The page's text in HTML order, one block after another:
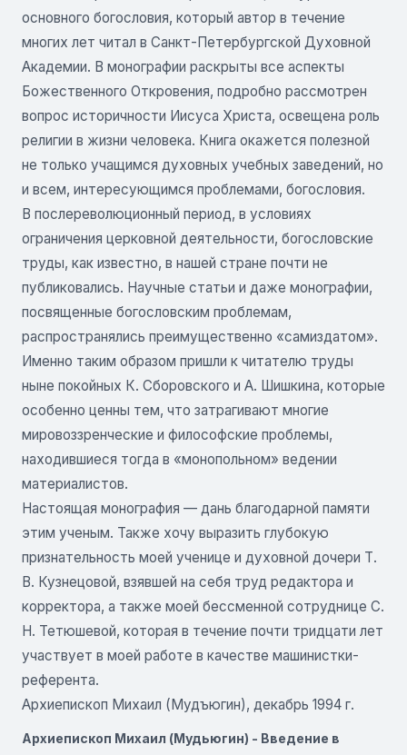
основного богословия, который автор в течение
многих лет читал в Санкт-Петербургской Духовной
Академии. В монографии раскрыты все аспекты
Божественного Откровения, подробно рассмотрен
вопрос историчности Иисуса Христа, освещена роль
религии в жизни человека. Книга окажется полезной
не только учащимся духовных учебных заведений, но
и всем, интересующимся проблемами, богословия.
В послереволюционный период, в условиях
ограничения церковной деятельности, богословские
труды, как известно, в нашей стране почти не
публиковались. Научные статьи и даже монографии,
посвященные богословским проблемам,
распространялись преимущественно «самиздатом».
Именно таким образом пришли к читателю труды
ныне покойных К. Сборовского и А. Шишкина, которые
особенно ценны тем, что затрагивают многие
мировоззренческие и философские проблемы,
находившиеся тогда в «монопольном» ведении
материалистов.
Настоящая монография — дань благодарной памяти
этим ученым. Также хочу выразить глубокую
признательность моей ученице и духовной дочери Т.
В. Кузнецовой, взявшей на себя труд редактора и
корректора, а также моей бессменной сотруднице С.
Н. Тетюшевой, которая в течение почти тридцати лет
участвует в моей работе в качестве машинистки-
референта.
Архиепископ Михаил (Мудъюгин), декабрь 1994 г.
Архиепископ Михаил (Мудьюгин) - Введение в